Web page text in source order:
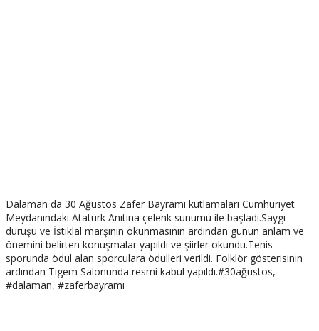
Dalaman da 30 Ağustos Zafer Bayramı kutlamaları Cumhuriyet
Meydanındaki Atatürk Anıtına çelenk sunumu ile başladı.Saygı
duruşu ve İstiklal marşının okunmasının ardından günün anlam ve
önemini belirten konuşmalar yapıldı ve şiirler okundu.Tenis
sporunda ödül alan sporculara ödülleri verildi. Folklör gösterisinin
ardından Tigem Salonunda resmi kabul yapıldı.#30ağustos,
#dalaman, #zaferbayramı